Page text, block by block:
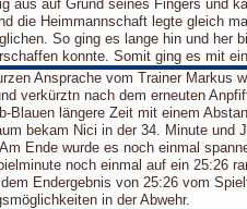
aus auf Grund seines Fingers und
die Heimmannschaft legte gleich
So ging es lange hin und her
konnte. Somit ging es mit
Ansprache vom Trainer Markus
verkürztn nach dem erneuten
Blauen längere Zeit mit einem
bekam Nici in der 34. Minute und
Ende wurde es noch einmal
noch einmal auf ein 25:26
Endergebnis von 25:26 vom
in der Abwehr.